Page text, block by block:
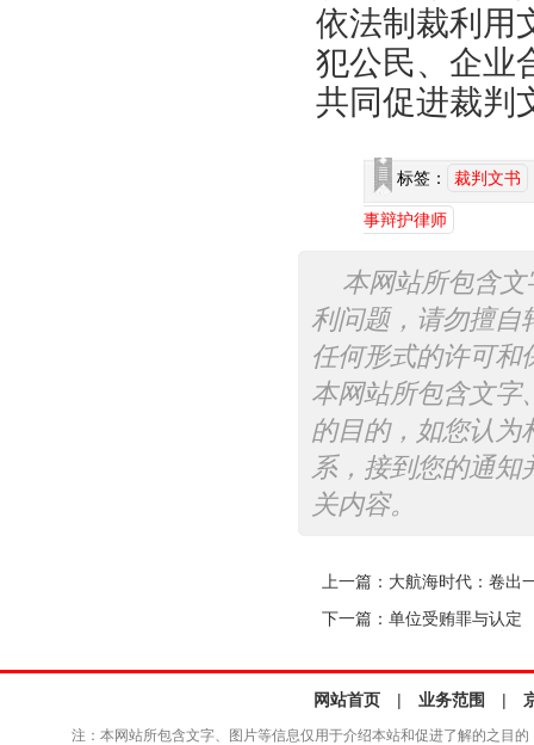
依法制裁利用
犯公民、企业
共同促进裁判
标签： 裁判文书
事辩护律师
本网站所包含
利问题，请勿擅自
任何形式的许可和
本网站所包含文字
的目的，如您认为
系，接到您的通知
关内容。
上一篇： 大航海时代：卷出
下一篇： 单位受贿罪与认定
网站首页 | 业务范围 |
注：本网站所包含文字、图片等信息仅用于介绍本站和促进了解的之目